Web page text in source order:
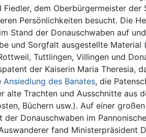
Fiedler, dem Oberbürgermeister der
Persönlichkeiten besucht. Die
Stand der Donauschwaben auf
und Sorgfalt ausgestellte Material
Tuttlingen, Villingen und
der Kaiserin Maria Theresia,
Ansiedlung des Banates, die
alte Trachten und Ausschnitte aus
Büchern usw.). Auf einer
der Donauschwaben im
fand Ministerpräsident